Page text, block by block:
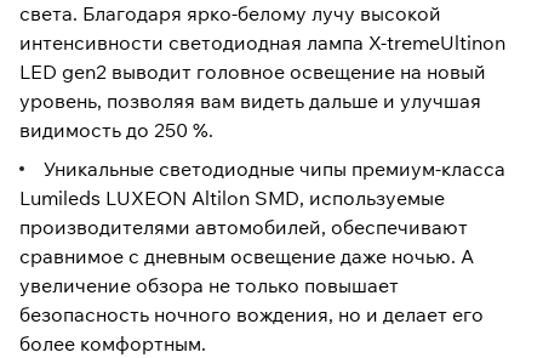
света. Благодаря ярко-белому лучу высокой
интенсивности светодиодная лампа X-tremeUltinon
LED gen2 выводит головное освещение на новый
уровень, позволяя вам видеть дальше и улучшая
видимость до 250 %.
Уникальные светодиодные чипы премиум-класса
Lumileds LUXEON Altilon SMD, используемые
производителями автомобилей, обеспечивают
сравнимое с дневным освещение даже ночью. А
увеличение обзора не только повышает
безопасность ночного вождения, но и делает его
более комфортным.